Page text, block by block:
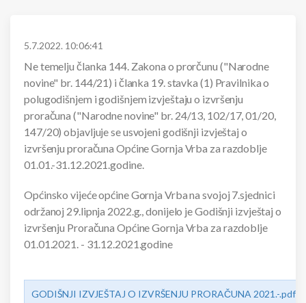
5.7.2022. 10:06:41
Ne temelju članka 144. Zakona o prorčunu ("Narodne
novine" br. 144/21) i članka 19. stavka (1) Pravilnika o
polugodišnjem i godišnjem izvještaju o izvršenju
proračuna ("Narodne novine" br. 24/13, 102/17, 01/20,
147/20) objavljuje se usvojeni godišnji izvještaj o
izvršenju proračuna Općine Gornja Vrba za razdoblje
01.01.-31.12.2021.godine.
Općinsko vijeće općine Gornja Vrba na svojoj 7.sjednici
održanoj 29.lipnja 2022.g., donijelo je Godišnji izvještaj o
izvršenju Proračuna Općine Gornja Vrba za razdoblje
01.01.2021. - 31.12.2021.godine
GODIŠNJI IZVJEŠTAJ O IZVRŠENJU PRORAČUNA 2021.-.pdf